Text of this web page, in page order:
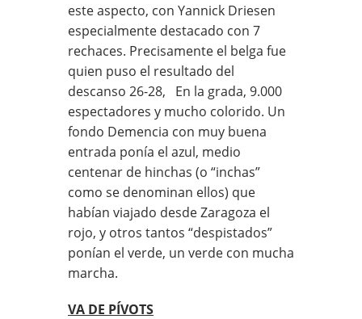
este aspecto, con Yannick Driesen
especialmente destacado con 7
rechaces. Precisamente el belga fue
quien puso el resultado del
descanso 26-28, En la grada, 9.000
espectadores y mucho colorido. Un
fondo Demencia con muy buena
entrada ponía el azul, medio
centenar de hinchas (o “inchas”
como se denominan ellos) que
habían viajado desde Zaragoza el
rojo, y otros tantos “despistados”
ponían el verde, un verde con mucha
marcha.
VA DE PÍVOTS